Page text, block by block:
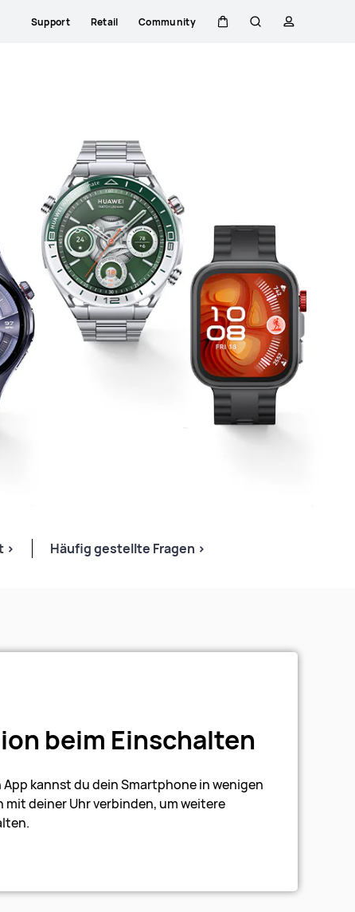
Support Retail Community
> Häufig gestellte Fragen >
beim Einschalten
App kannst du dein Smartphone in wenigen
deiner Uhr verbinden, um weitere